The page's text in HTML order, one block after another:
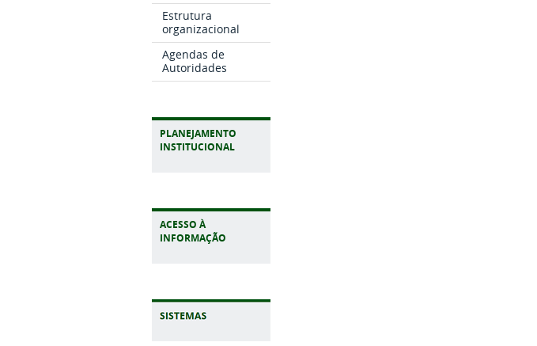
Estrutura
organizacional
Agendas de
Autoridades
PLANEJAMENTO
INSTITUCIONAL
ACESSO À
INFORMAÇÃO